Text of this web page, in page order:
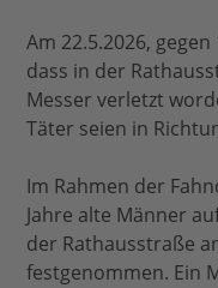
Am 22.5.2026,
dass in der
Messer verletzt
Täter seien in
Im Rahmen der
Jahre alte Männer
der Rathausstraße
festgenommen. Ein